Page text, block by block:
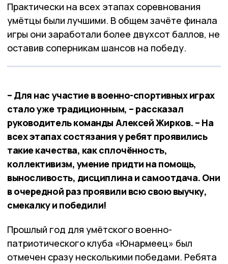
Практически на всех этапах соревнования
умётцы были лучшими. В общем зачёте финала
игры они заработали более двухсот баллов, не
оставив соперникам шансов на победу.
– Для нас участие в военно-спортивных играх
стало уже традиционным, – рассказал
руководитель команды Алексей Жирков. – На
всех этапах состязания у ребят проявились
такие качества, как сплочённость,
коллективизм, умение придти на помощь,
выносливость, дисциплина и самоотдача. Они
в очередной раз проявили всю свою выучку,
смекалку и победили!
Прошлый год для умётского военно-
патриотического клуба «Юнармеец» был
отмечен сразу несколькими победами. Ребята